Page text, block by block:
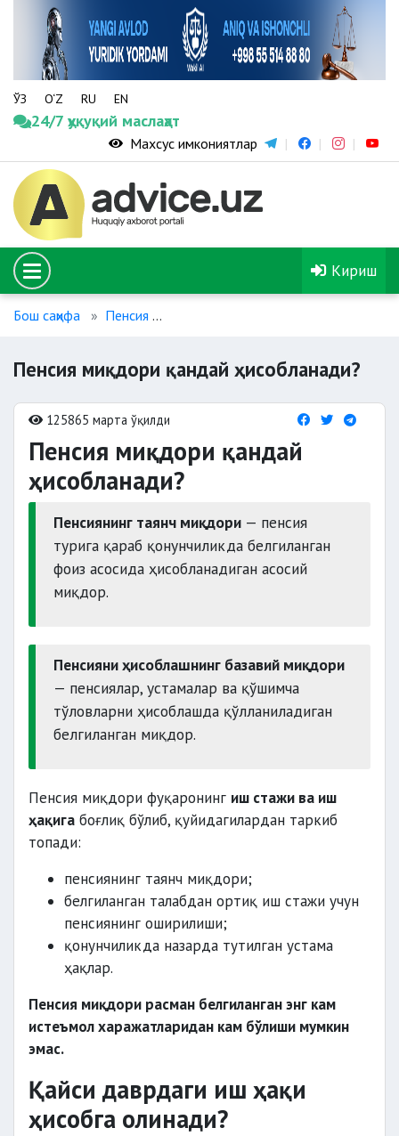
ЎЗ O‘Z RU EN
24/7 ҳуқуқий маслаҳат
Махсус имкониятлар
Кириш
Бош саҳифа Пенсия
Пенсия миқдори қандай ҳисобланади?
125865 марта ўқилди
Пенсия миқдори қандай
ҳисобланади?
Пенсиянинг таянч миқдори — пенсия
турига қараб қонунчиликда белгиланган
фоиз асосида ҳисобланадиган асосий
миқдор.
Пенсияни ҳисоблашнинг базавий миқдори
— пенсиялар, устамалар ва қўшимча
тўловларни ҳисоблашда қўлланиладиган
белгиланган миқдор.
Пенсия миқдори фуқаронинг иш стажи ва иш
ҳақига боғлиқ бўлиб, қуйидагилардан таркиб
топади:
пенсиянинг таянч миқдори;
белгиланган талабдан ортиқ иш стажи учун
пенсиянинг оширилиши;
қонунчиликда назарда тутилган устама
ҳақлар.
Пенсия миқдори расман белгиланган энг кам
истеъмол харажатларидан кам бўлиши мумкин
эмас.
Қайси даврдаги иш ҳақи
ҳисобга олинади?